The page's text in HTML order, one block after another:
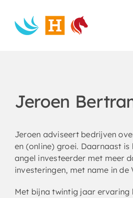
content
Jeroen
Jeroen adviseert bedrijven
en (online) groei. Daarnaast is
angel investeerder met meer
investeringen, met name in de
Met bijna twintig jaar ervaring